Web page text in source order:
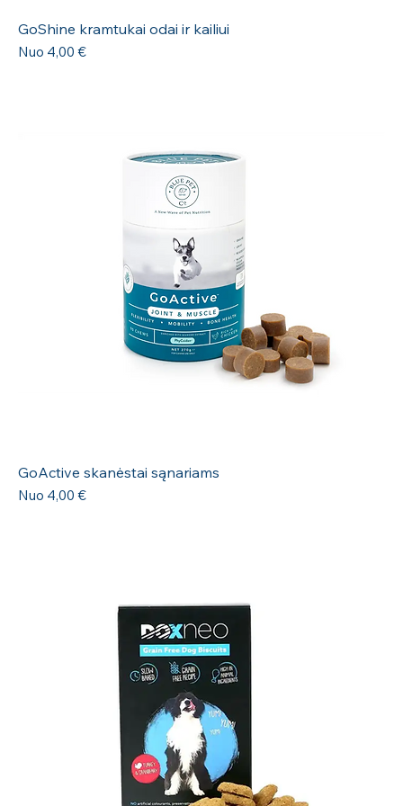
GoShine kramtukai odai ir kailiui
Nuo 4,00 €
Pardavimo kaina
GoActive skanėstai sąnariams
Nuo 4,00 €
Pardavimo kaina